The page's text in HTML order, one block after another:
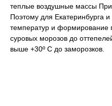
теплые воздушные массы
Поэтому для Екатеринбурга
температур и
суровых морозов до
выше +30º С до заморозков.